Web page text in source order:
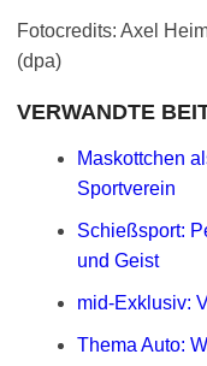
Fotocredits: Axel
(dpa)
VERWANDTE
Maskottchen
Sportverein
Schießsport:
und Geist
mid-Exklusiv:
Thema Auto: